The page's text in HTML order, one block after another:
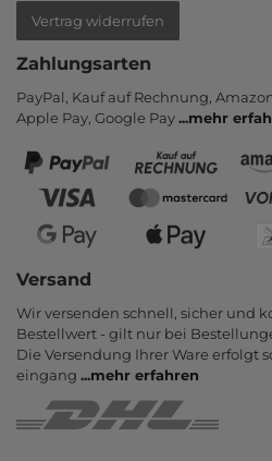
Vertrag widerrufen
Zahlungsarten
PayPal, Kauf auf Rechnung,
Apple Pay, Google Pay...mehr
Versand
Wir versenden schnell, sicher und
Bestell­wert - gilt nur bei
Die Ver­sendung Ihrer Ware er­folgt
eingang ...mehr erfahren